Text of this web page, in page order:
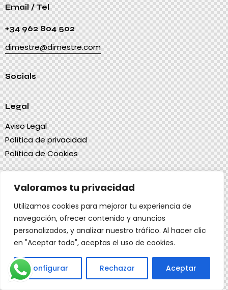
Valoramos tu privacidad
Utilizamos cookies para mejorar tu experiencia de
navegación, ofrecer contenido y anuncios
personalizados, y analizar nuestro tráfico. Al hacer clic
en "Aceptar todo", aceptas el uso de cookies.
Configurar Rechazar Aceptar
Email / Tel
+34 962 804 502
dimestre@dimestre.com
Socials
Legal
Aviso Legal
Política de privacidad
Política de Cookies